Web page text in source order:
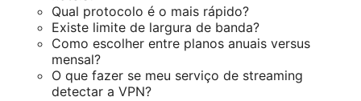
Qual protocolo é o mais rápido?
Existe limite de largura de banda?
Como escolher entre planos anuais versus
mensal?
O que fazer se meu serviço de streaming
detectar a VPN?